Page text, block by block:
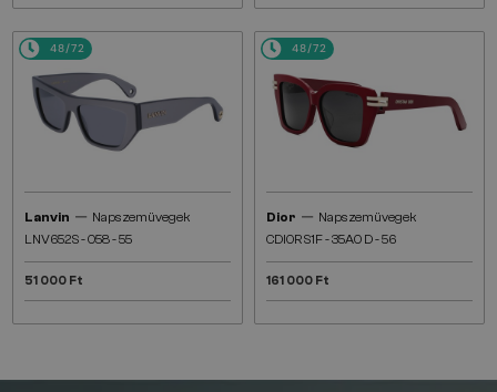
48/72
Lanvin — Napszemüvegek
LNV652S - 058 - 55
51 000 Ft
48/72
Dior — Napszemüvegek
CDIOR S1F - 35A0 D - 56
161 000 Ft